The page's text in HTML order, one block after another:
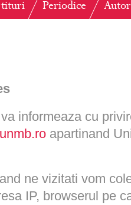
Periodice
informeaza cu
apartinand
ne vizitati vom
IP, browserul pe